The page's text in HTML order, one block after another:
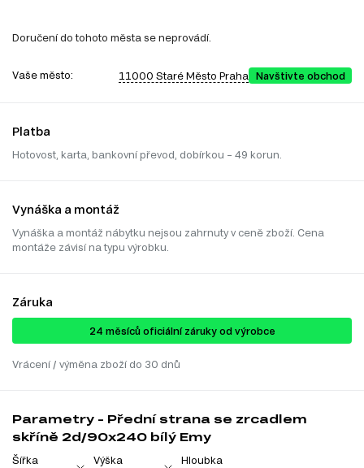
Doručení do tohoto města se neprovádí.
Vaše město: 11000 Staré Město Praha Navštivte obchod
Platba
Hotovost, karta, bankovní převod, dobírkou – 49 korun.
Vynáška a montáž
Vynáška a montáž nábytku nejsou zahrnuty v ceně zboží. Cena
montáže závisí na typu výrobku.
Záruka
24 ​​​​měsíců oficiální záruky od výrobce
Vrácení / výměna zboží do 30 dnů
Parametry - Přední strana se zrcadlem
skříně 2d/90x240 bílý Emy
Šířka Výška Hloubka